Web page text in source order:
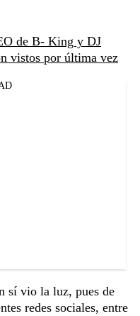
de B- King y DJ
vistos por última vez
sí vio la luz, pues de
redes sociales, entre